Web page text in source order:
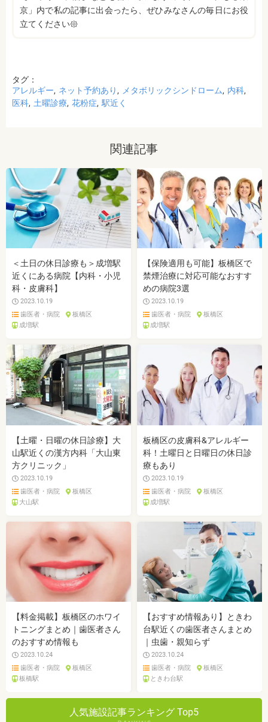
京」内で私の記事に出会ったら、ぜひみなさんの毎日にお役
立てください𑁍
タグ：
アレルギー
ネット予約あり メタボリックシンドローム
内科
医科 土曜診療 花粉症 駅近く
関連記事
＜土日の休日診療も＞成増駅
近くにある病院【内科・小児
科・皮膚科】
2023.10.19
歯医者・病院
板橋区
成増駅
【保険適用も可能】板橋区で
禁煙治療に対応可能なおすす
めの病院3選
2023.10.19
歯医者・病院
板橋区
成増駅
【土曜・日曜の休日診療】大
山駅近くの漢方内科「大山東
方クリニック」
2023.10.19
歯医者・病院
板橋区
大山駅
板橋区の皮膚科&アレルギー
科！土曜日と日曜日の休日診
療もあり
2023.10.19
歯医者・病院
板橋区
成増駅
【料金掲載】板橋区のホワイ
トニングまとめ｜歯医者さん
のおすすめ情報も
2023.10.24
歯医者・病院
板橋区
板橋駅
【おすすめ情報あり】ときわ
台駅近くの歯医者さんまとめ
｜虫歯・親知らず
2023.10.24
歯医者・病院
板橋区
ときわ台駅
人気施設記事ランキング Top5